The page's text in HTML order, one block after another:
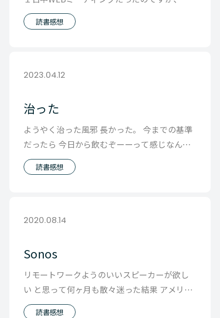
５時すぎに三女が「おやつつくった
読書感想
2023.04.12
治った
ようやく治った風邪 長かった。 今までの基準
だったら 今日から飲むぞーーって感じなんだ
けど 今日も念の為お酒はおやすみし
読書感想
2020.08.14
Sonos
リモートワークようのいいスピーカーが欲し
い と思って何ヶ月も散々迷った結果 アメリカ
で借りた家についてた Sonos が
読書感想